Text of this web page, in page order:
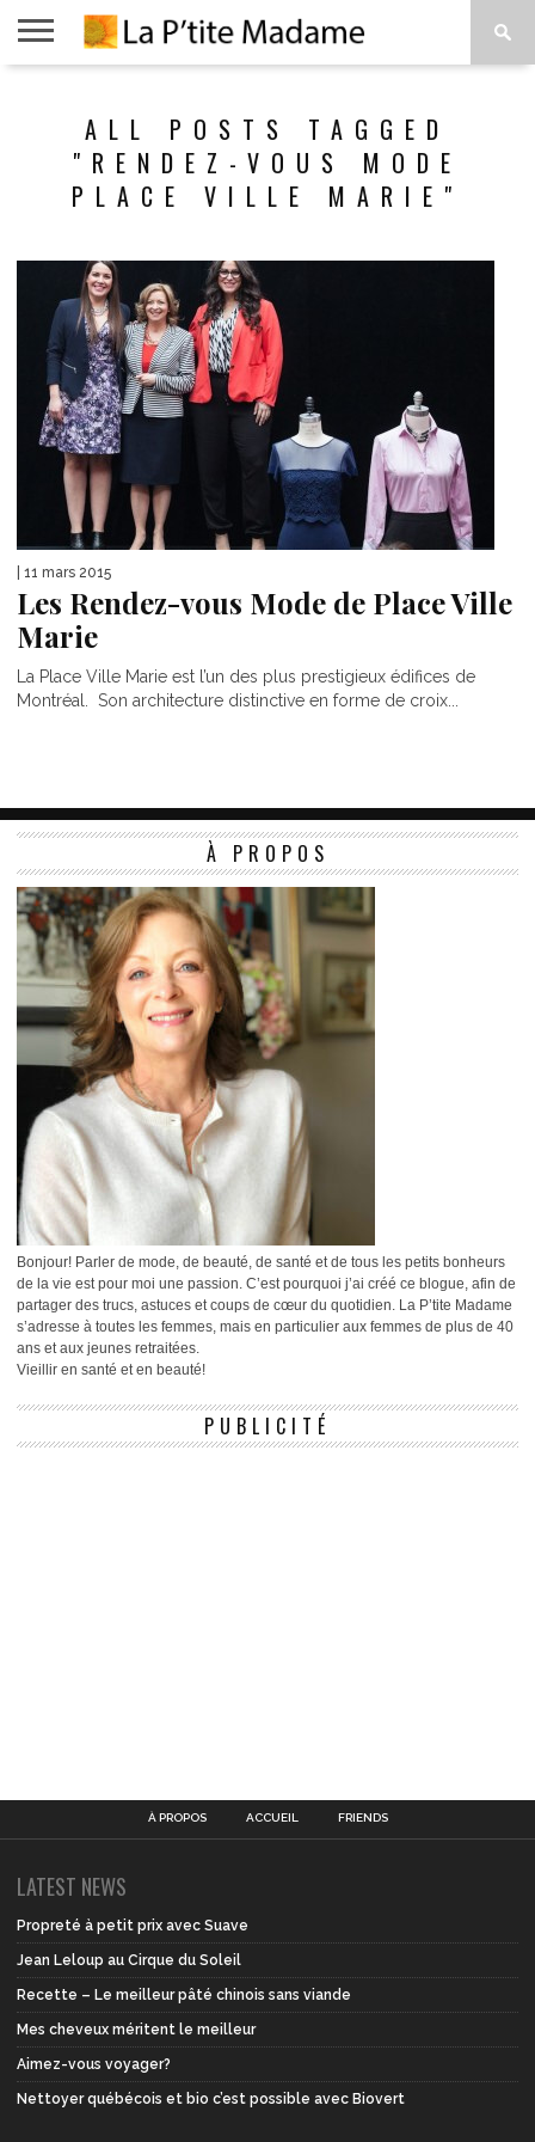
VIVRE
PROPOSALL POSTS TAGGED
"RENDEZ-VOUS MODE
PLACE VILLE MARIE"
| 11 mars 2015
Les Rendez-vous Mode de Place Ville
Marie
La Place Ville Marie est l’un des plus prestigieux édifices de
Montréal. Son architecture distinctive en forme de croix...
À PROPOS
Bonjour! Parler de mode, de beauté, de santé et de tous les petits bonheurs
de la vie est pour moi une passion. C’est pourquoi j’ai créé ce blogue, afin de
partager des trucs, astuces et coups de cœur du quotidien. La P’tite Madame
s’adresse à toutes les femmes, mais en particulier aux femmes de plus de 40
ans et aux jeunes retraitées.
Vieillir en santé et en beauté!
PUBLICITÉ
À PROPOS ACCUEIL FRIENDS
LATEST NEWS
Propreté à petit prix avec Suave
Jean Leloup au Cirque du Soleil
Recette – Le meilleur pâté chinois sans viande
Mes cheveux méritent le meilleur
Aimez-vous voyager?
Nettoyer québécois et bio c’est possible avec Biovert